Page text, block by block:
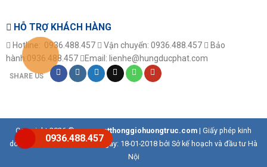
HỖ TRỢ KHÁCH HÀNG
Hotline: 0936.488.457 Vận chuyển: 0936.488.457
Bảo
hành:0936.488.457
Email: lienhe@hungducphat.com
0936.488.457
SHARE US
Copyright 2026 ©www.quatthonggiohuongtruc.com | Giấy phép kinh
doanh số:0108139254 cấp ngày: 18-01-2018 bởi Sở kế hoạch và đầu tư Hà
Nội